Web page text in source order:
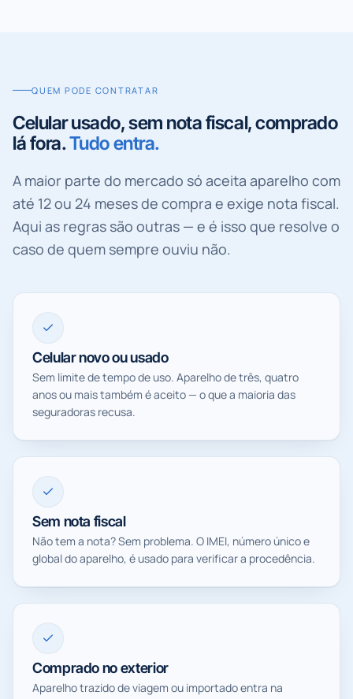
QUEM PODE CONTRATAR
Celular usado, sem nota fiscal, comprado
lá fora.Tudo entra.
A maior parte do mercado só aceita aparelho com
até 12 ou 24 meses de compra e exige nota fiscal.
Aqui as regras são outras — e é isso que resolve o
caso de quem sempre ouviu não.
Celular novo ou usado
Sem limite de tempo de uso. Aparelho de três, quatro
anos ou mais também é aceito — o que a maioria das
seguradoras recusa.
Sem nota fiscal
Não tem a nota? Sem problema. O IMEI, número único e
global do aparelho, é usado para verificar a procedência.
Comprado no exterior
Aparelho trazido de viagem ou importado entra na